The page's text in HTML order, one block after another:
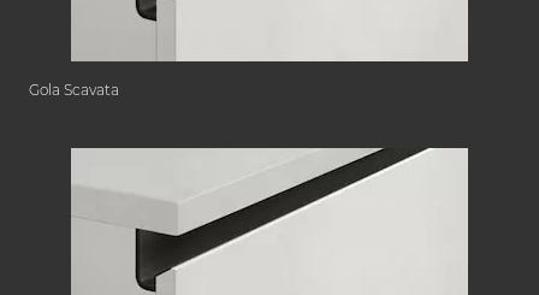
Gola Scavata